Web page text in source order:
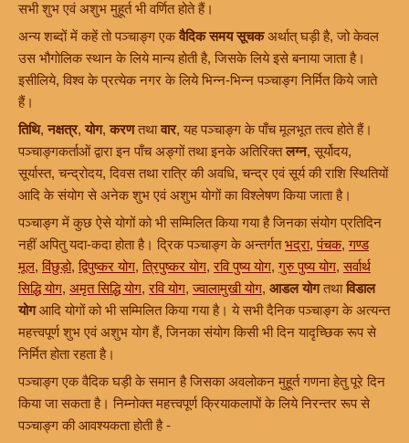
सभी शुभ एवं अशुभ मुहूर्त भी वर्णित होते हैं।
अन्य शब्दों में कहें तो पञ्चाङ्ग एकवैदिक समय सूचकअर्थात् घड़ी है, जो केवल
उस भौगोलिक स्थान के लिये मान्य होती है, जिसके लिये इसे बनाया जाता है।
इसीलिये, विश्व के प्रत्येक नगर के लिये भिन्न-भिन्न पञ्चाङ्ग निर्मित किये जाते
हैं।
तिथि, नक्षत्र, योग, करणतथावार, यह पञ्चाङ्ग के पाँच मूलभूत तत्व होते हैं।
पञ्चाङ्गकर्ताओं द्वारा इन पाँच अङ्गों तथा इनके अतिरिक्तलग्न, सूर्योदय,
सूर्यास्त, चन्द्रोदय, दिवस तथा रात्रि की अवधि, चन्द्र एवं सूर्य की राशि स्थितियों
आदि के संयोग से अनेक शुभ एवं अशुभ योगों का विश्लेषण किया जाता है।
पञ्चाङ्ग में कुछ ऐसे योगों को भी सम्मिलित किया गया है जिनका संयोग प्रतिदिन
नहीं अपितु यदा-कदा होता है। द्रिक पञ्चाङ्ग के अन्तर्गतभद्रा,पंचक,गण्ड
मूल,विंछुड़ो,द्विपुष्कर योग,त्रिपुष्कर योग,रवि पुष्य योग,गुरु पुष्य योग,सर्वार्थ
सिद्धि योग, अमृत सिद्धि योग,रवि योग,ज्वालामुखी योग, आडल योगतथाविडाल
योगआदि योगों को भी सम्मिलित किया गया है। ये सभी दैनिक पञ्चाङ्ग के अत्यन्त
महत्त्वपूर्ण शुभ एवं अशुभ योग हैं, जिनका संयोग किसी भी दिन यादृच्छिक रूप से
निर्मित होता रहता है।
पञ्चाङ्ग एक वैदिक घड़ी के समान है जिसका अवलोकन मुहूर्त गणना हेतु पूरे दिन
किया जा सकता है। निम्नोक्त महत्त्वपूर्ण क्रियाकलापों के लिये निरन्तर रूप से
पञ्चाङ्ग की आवश्यकता होती है -